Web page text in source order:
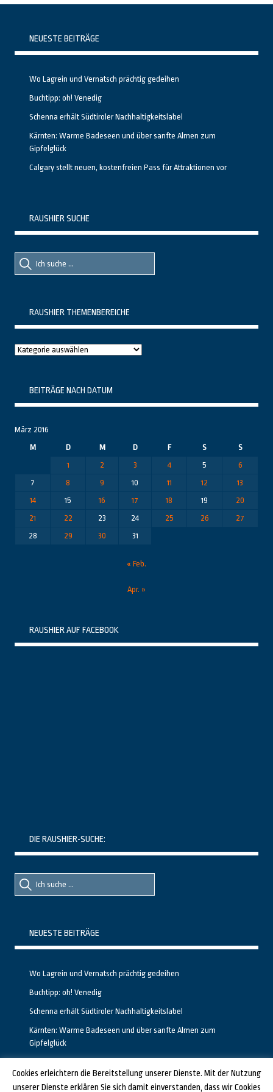
NEUESTE BEITRÄGE
Wo Lagrein und Vernatsch prächtig gedeihen
Buchtipp: oh! Venedig
Schenna erhält Südtiroler Nachhaltigkeitslabel
Kärnten: Warme Badeseen und über sanfte Almen zum
Gipfelglück
Calgary stellt neuen, kostenfreien Pass für Attraktionen vor
RAUSHIER SUCHE
Suche
nach::
Suche
nach:
RAUSHIER THEMENBEREICHE
Raushier
BEITRÄGE NACH DATUM
März 2016
M
D M D F S
S
1
2 3 4 5
6
7
8 9 10 11 12
13
14
15 16 17 18 19
20
21
22 23 24 25 26
27
28
29 30 31
« Feb.
Apr. »
RAUSHIER AUF FACEBOOK
DIE RAUSHIER-SUCHE:
Suche
nach::
Suche
nach:
NEUESTE BEITRÄGE
Wo Lagrein und Vernatsch prächtig gedeihen
Buchtipp: oh! Venedig
Schenna erhält Südtiroler Nachhaltigkeitslabel
Kärnten: Warme Badeseen und über sanfte Almen zum
Gipfelglück
Cookies erleichtern die Bereitstellung unserer Dienste. Mit der Nutzung
unserer Dienste erklären Sie sich damit einverstanden, dass wir Cookies